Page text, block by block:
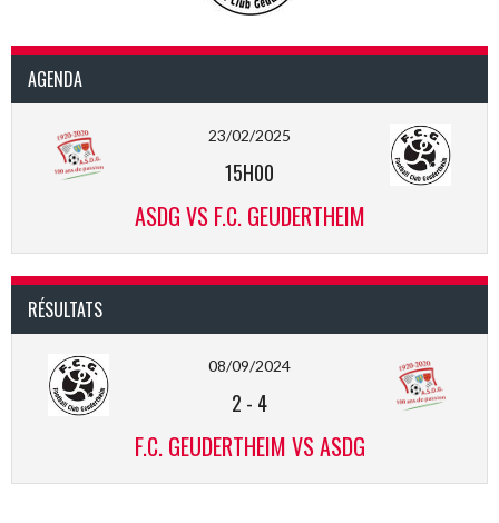
AGENDA
23/02/2025
15H00
ASDG VS F.C. GEUDERTHEIM
RÉSULTATS
08/09/2024
2 - 4
F.C. GEUDERTHEIM VS ASDG